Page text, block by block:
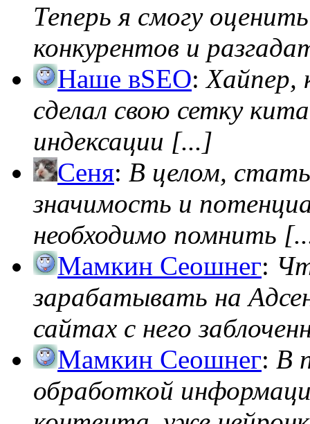
Теперь я смогу
конкурентов и
Наше вSEO:Хайпер,
сделал свою сетку
индексации [...]
Сеня: В целом,
значимость и
необходимо помнить
Мамкин Сеошнег:
зарабатывать на
сайтах с него
Мамкин Сеошнег: В
обработкой